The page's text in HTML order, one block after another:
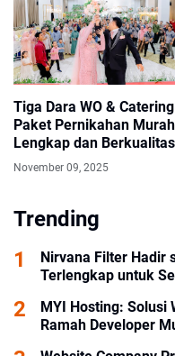
Tiga Dara WO &
Paket Pernikahan
Lengkap dan Berkualitas
Sejak 2017
November 09, 2025
Trending
Nirvana Filter Hadir
Terlengkap untuk
MYI Hosting: Solusi
Ramah Developer